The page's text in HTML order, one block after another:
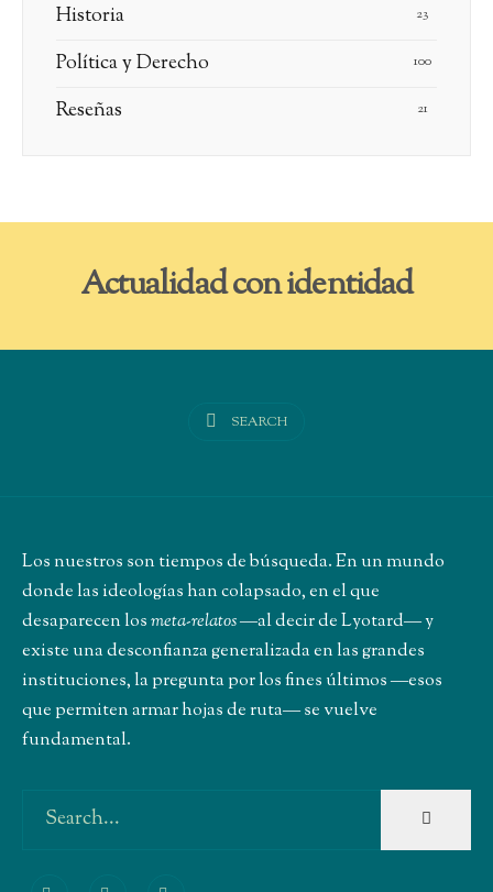
Historia 23
Política y Derecho 100
Reseñas 21
Actualidad con identidad
SEARCH
Los nuestros son tiempos de búsqueda. En un mundo
donde las ideologías han colapsado, en el que
desaparecen losmeta-relatos―al decir de Lyotard― y
existe una desconfianza generalizada en las grandes
instituciones, la pregunta por los fines últimos ―esos
que permiten armar hojas de ruta― se vuelve
fundamental.